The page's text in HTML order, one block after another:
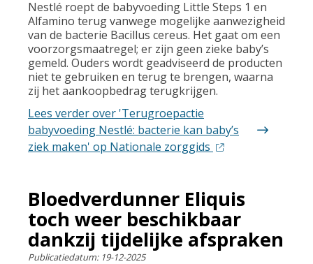
Nestlé roept de babyvoeding Little Steps 1 en
Alfamino terug vanwege mogelijke aanwezigheid
van de bacterie Bacillus cereus. Het gaat om een
voorzorgsmaatregel; er zijn geen zieke baby’s
gemeld. Ouders wordt geadviseerd de producten
niet te gebruiken en terug te brengen, waarna
zij het aankoopbedrag terugkrijgen.
Lees verderover 'Terugroepactie
babyvoeding Nestlé: bacterie kan baby’s
ziek maken' op Nationale zorggids
Bloedverdunner Eliquis
toch weer beschikbaar
dankzij tijdelijke afspraken
Publicatiedatum: 19-12-2025